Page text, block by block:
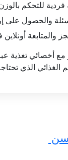
للتحكم
والحصول على
والمتابعة
مع أخصائي
الذي